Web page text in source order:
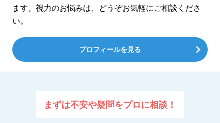
ます。視力のお悩みは、どうぞお気軽にご相談くださ
い。
プロフィールを見る
まずは不安や疑問をプロに相談！